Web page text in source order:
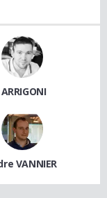
VANNIER